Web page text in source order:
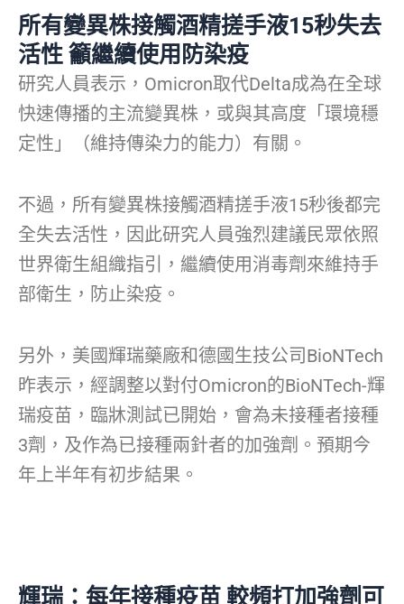
所有變異株接觸酒精搓手液15秒失去
活性 籲繼續使用防染疫
研究人員表示，Omicron取代Delta成為在全球
快速傳播的主流變異株，或與其高度「環境穩
定性」（維持傳染力的能力）有關。
不過，所有變異株接觸酒精搓手液15秒後都完
全失去活性，因此研究人員強烈建議民眾依照
世界衛生組織指引，繼續使用消毒劑來維持手
部衛生，防止染疫。
另外，美國輝瑞藥廠和德國生技公司BioNTech
昨表示，經調整以對付Omicron的BioNTech-輝
瑞疫苗，臨牀測試已開始，會為未接種者接種
3劑，及作為已接種兩針者的加強劑。預期今
年上半年有初步結果。
輝瑞：每年接種疫苗 較頻打加強劑可